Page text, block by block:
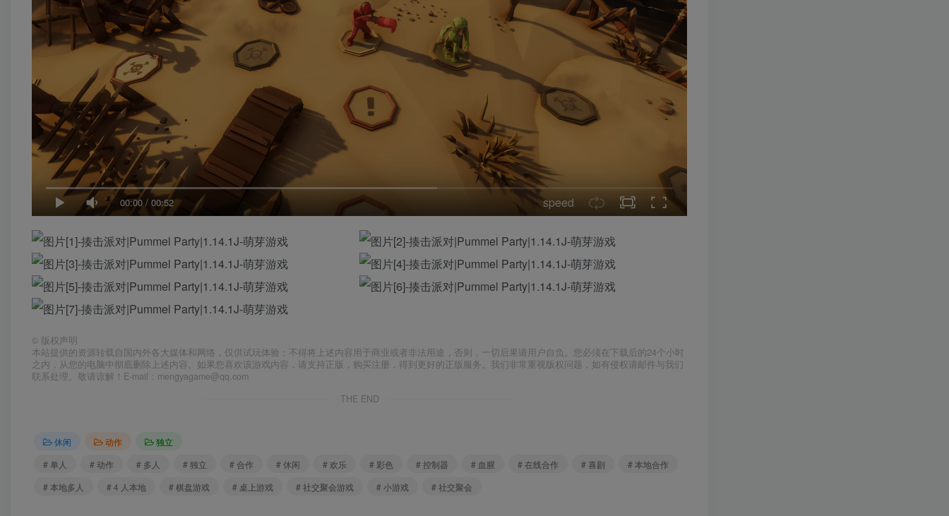
00:00/ 00:52 speed
© 版权声明
本站提供的资源转载自国内外各大媒体和网络，仅供试玩体验；不得将上述内容用于商业或者非法用途，否则，一切后果请用户自负。您必须在下载后的24个小时
之内，从您的电脑中彻底删除上述内容。如果您喜欢该游戏内容，请支持正版，购买注册，得到更好的正版服务。我们非常重视版权问题，如有侵权请邮件与我们
联系处理。敬请谅解！E-mail：mengyagame@qq.com
THE END
休闲 动作
独立
# 单人
# 动作 # 多人 # 独立 # 合作 # 休闲 # 欢乐 # 彩色 # 控制器 # 血腥 # 在线合作 # 喜剧
# 本地合作
# 本地多人
# 4 人本地 # 棋盘游戏 # 桌上游戏 # 社交聚会游戏 # 小游戏 # 社交聚会